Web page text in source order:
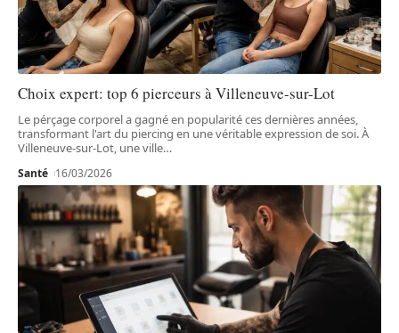
Choix expert: top 6 pierceurs à Villeneuve-sur-Lot
Le pérçage corporel a gagné en popularité ces dernières années,
transformant l'art du piercing en une véritable expression de soi. À
Villeneuve-sur-Lot, une ville…
Santé 16/03/2026